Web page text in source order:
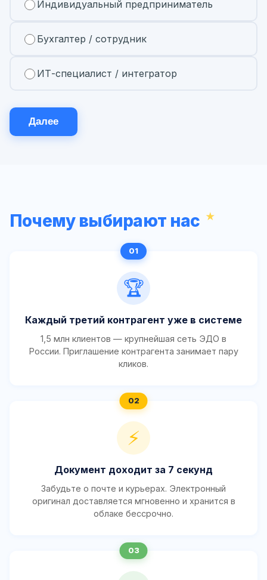
Индивидуальный предприниматель
Бухгалтер / сотрудник
ИТ-специалист / интегратор
Далее
Почему выбирают нас
🏆
Каждый третий контрагент уже в системе
1,5 млн клиентов — крупнейшая сеть ЭДО в
России. Приглашение контрагента занимает пару
кликов.
⚡
Документ доходит за 7 секунд
Забудьте о почте и курьерах. Электронный
оригинал доставляется мгновенно и хранится в
облаке бессрочно.